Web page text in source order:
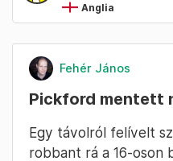
Anglia
Fehér János
Pickford mentett
Egy távolról felívelt
robbant rá a 16-oson